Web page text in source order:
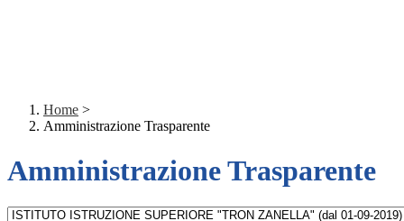
Home >
Amministrazione Trasparente
Amministrazione Trasparente